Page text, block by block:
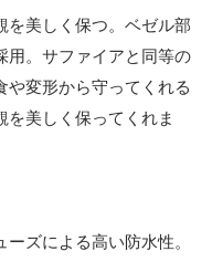
を美しく保つ。ベゼル部
用。サファイアと同等の
や変形から守ってくれる
を美しく保ってくれま
ズによる高い防水性。